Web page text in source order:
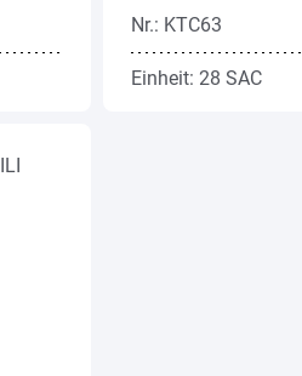
Nr.: KTC63
Einheit: 28 SAC